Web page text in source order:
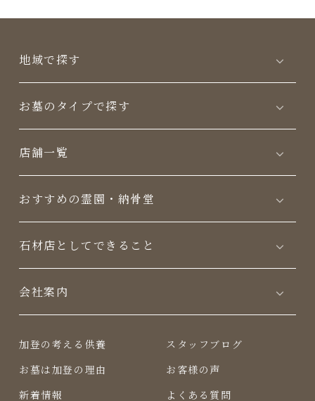
地域で探す
お墓のタイプで探す
店舗一覧
おすすめの霊園・納骨堂
⽯材店としてできること
会社案内
加登の考える供養
お墓は加登の理由
新着情報
スタッフブログ
お客様の声
よくある質問